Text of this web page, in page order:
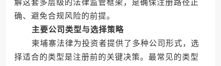
解这套多层级的法律监管框架，是确保注册路径正
确、避免合规风险的前提。
主要公司类型与选择策略
柬埔寨法律为投资者提供了多种公司形式，选
择适合的类型是注册前的关键决策。最常见的类型